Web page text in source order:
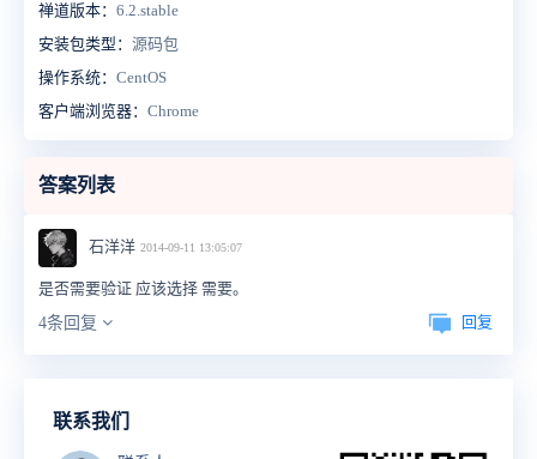
禅道版本： 6.2.stable
安装包类型： 源码包
操作系统： CentOS
客户端浏览器： Chrome
答案列表
石洋洋 2014-09-11 13:05:07
是否需要验证 应该选择 需要。
4条回复
回复
联系我们